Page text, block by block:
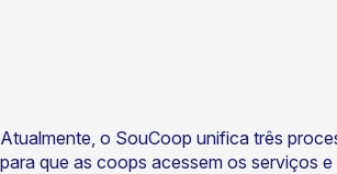
Atualmente, o SouCoop unifica três
para que as coops acessem os serviços